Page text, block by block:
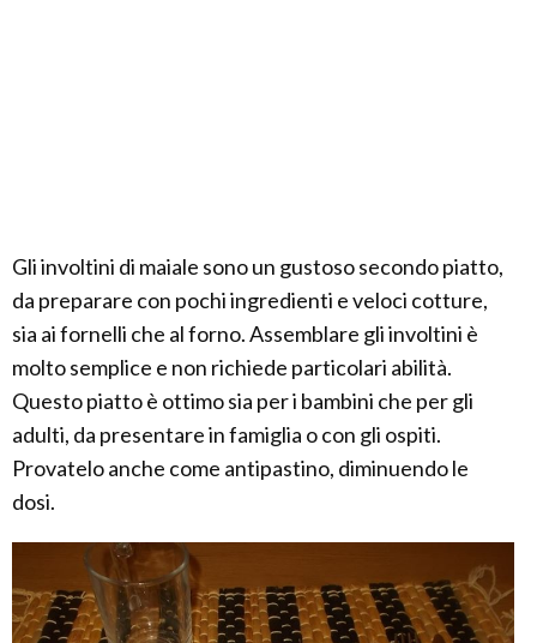
Gli involtini di maiale sono un gustoso secondo piatto,
da preparare con pochi ingredienti e veloci cotture,
sia ai fornelli che al forno. Assemblare gli involtini è
molto semplice e non richiede particolari abilità.
Questo piatto è ottimo sia per i bambini che per gli
adulti, da presentare in famiglia o con gli ospiti.
Provatelo anche come antipastino, diminuendo le
dosi.